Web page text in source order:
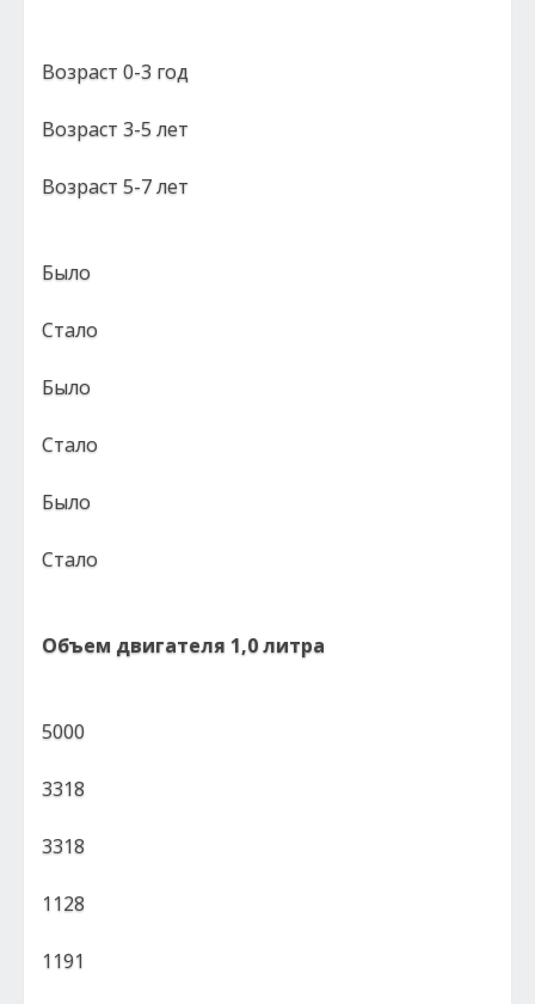
Возраст 0-3 год
Возраст 3-5 лет
Возраст 5-7 лет
Было
Стало
Было
Стало
Было
Стало
Объем двигателя 1,0 литра
5000
3318
3318
1128
1191